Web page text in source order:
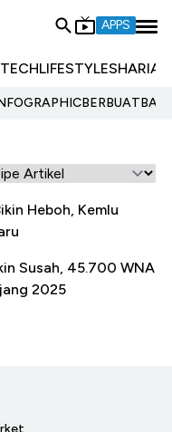
APPS
TECHLIFESTYLESHARIA
Heboh, Kemlu
Susah, 45.700 WNA
2025